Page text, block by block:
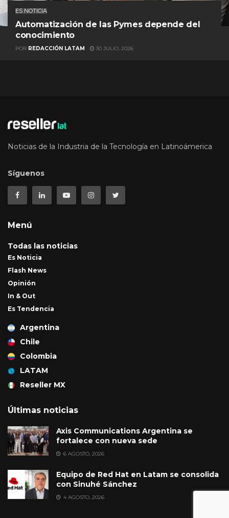
ES NOTICIA
Automatización de las Pymes depende del
conocimiento
POR REDACCIÓN LATAM 30 JULIO, 2026
Noticias de la Industria de la Tecnología en Latinoámerica
Síguenos
Menú
Todas las noticias
Es Noticia
Flash News
Opinión
In & Out
Es Tendencia
Argentina
Chile
Colombia
LATAM
Reseller MX
Últimas noticias
Axis Communications Argentina se
fortalece con nueva sede
6 AGOSTO, 2026
Equipo de Red Hat en Latam se consolida
con Sinuhé Sánchez
4 AGOSTO, 2026